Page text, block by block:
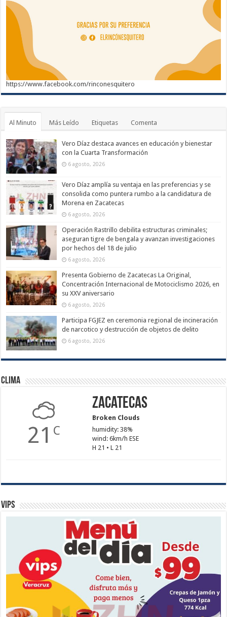
https://www.facebook.com/rinconesquitero
Al Minuto Más Leído Etiquetas Comenta
Vero Díaz destaca avances en educación y bienestar
con la Cuarta Transformación
6 agosto, 2026
Vero Díaz amplía su ventaja en las preferencias y se
consolida como puntera rumbo a la candidatura de
Morena en Zacatecas
6 agosto, 2026
Operación Rastrillo debilita estructuras criminales;
aseguran tigre de bengala y avanzan investigaciones
por hechos del 18 de julio
6 agosto, 2026
Presenta Gobierno de Zacatecas La Original,
Concentración Internacional de Motociclismo 2026, en
su XXV aniversario
6 agosto, 2026
Participa FGJEZ en ceremonia regional de incineración
de narcotico y destrucción de objetos de delito
6 agosto, 2026
Clima
21 C
Zacatecas
Broken Clouds
humidity: 38%
wind: 6km/h ESE
H 21 • L 21
Vips